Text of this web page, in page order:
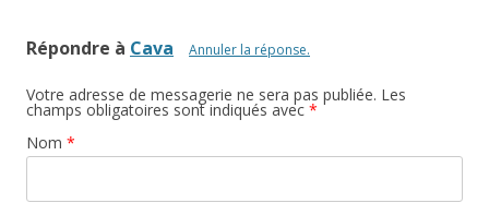
Répondre à Cava Annuler la réponse.
Votre adresse de messagerie ne sera pas publiée. Les
champs obligatoires sont indiqués avec *
Nom *